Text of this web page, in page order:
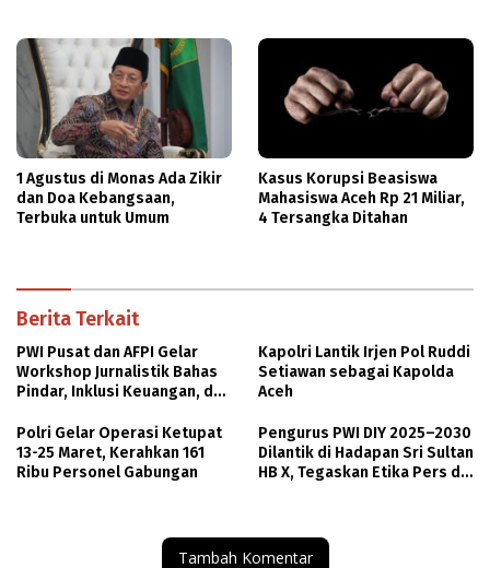
1 Agustus di Monas Ada Zikir
dan Doa Kebangsaan,
Terbuka untuk Umum
Kasus Korupsi Beasiswa
Mahasiswa Aceh Rp 21 Miliar,
4 Tersangka Ditahan
Berita Terkait
PWI Pusat dan AFPI Gelar
Workshop Jurnalistik Bahas
Pindar, Inklusi Keuangan, dan
Kapolri Lantik Irjen Pol Ruddi
Setiawan sebagai Kapolda
Aceh
Polri Gelar Operasi Ketupat
13-25 Maret, Kerahkan 161
Ribu Personel Gabungan
Pengurus PWI DIY 2025–2030
Dilantik di Hadapan Sri Sultan
HB X, Tegaskan Etika Pers di
Tambah Komentar